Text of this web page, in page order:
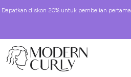
Dapatkan diskon 20% untuk pembelian pertama